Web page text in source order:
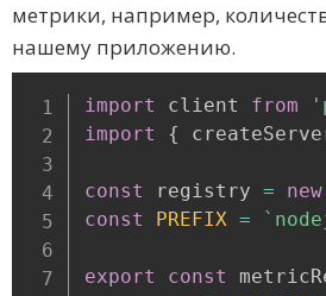
метрики, например,
нашему приложению.
import client from
import
{
const registry = new
const
PREFIX = `
export const